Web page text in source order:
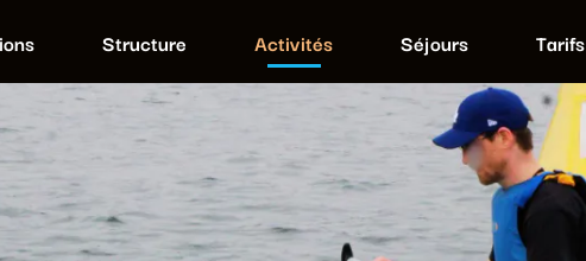
Structure Activités Séjours Tarifs